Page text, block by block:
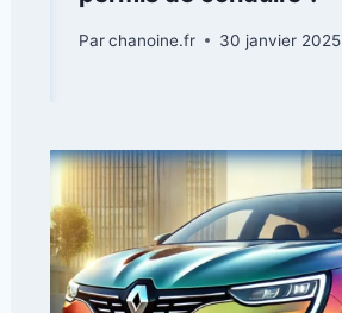
Parchanoine.fr 30 janvier 2025